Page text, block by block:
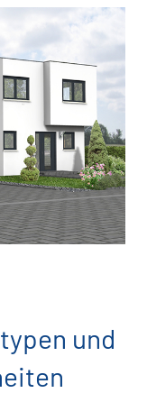
und